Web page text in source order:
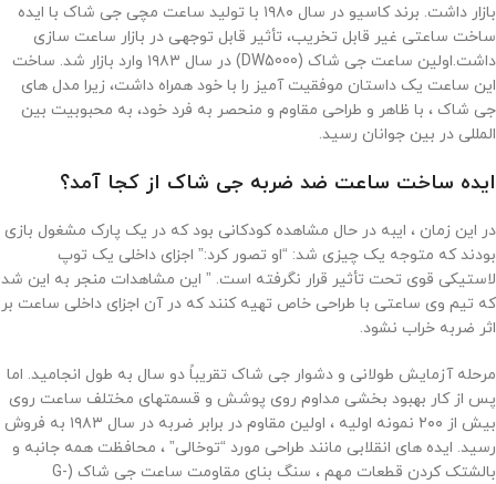
بازار داشت. برند کاسیو در سال ۱۹۸۰ با تولید ساعت مچی جی شاک با ایده
ساخت ساعتی غیر قابل تخریب، تأثیر قابل توجهی در بازار ساعت سازی
داشت.اولین ساعت جی شاک (DW5000) در سال ۱۹۸۳ وارد بازار شد. ساخت
این ساعت یک داستان موفقیت آمیز را با خود همراه داشت، زیرا مدل های
جی شاک ، با ظاهر و طراحی مقاوم و منحصر به فرد خود، به محبوبیت بین
المللی در بین جوانان رسید.
ایده ساخت ساعت ضد ضربه جی شاک از کجا آمد؟
در این زمان ، ایبه در حال مشاهده کودکانی بود که در یک پارک مشغول بازی
بودند که متوجه یک چیزی شد: “او تصور کرد:” اجزای داخلی یک توپ
لاستیکی قوی تحت تأثیر قرار نگرفته است. ” این مشاهدات منجر به این شد
که تیم وی ساعتی با طراحی خاص تهیه کنند که در آن اجزای داخلی ساعت بر
اثر ضربه خراب نشود.
مرحله آزمایش طولانی و دشوار جی شاک تقریباً دو سال به طول انجامید. اما
پس از کار بهبود بخشی مداوم روی پوشش و قسمتهای مختلف ساعت روی
بیش از ۲۰۰ نمونه اولیه ، اولین مقاوم در برابر ضربه در سال ۱۹۸۳ به فروش
رسید. ایده های انقلابی مانند طراحی مورد “توخالی” ، محافظت همه جانبه و
بالشتک کردن قطعات مهم ، سنگ بنای مقاومت ساعت جی شاک (G-